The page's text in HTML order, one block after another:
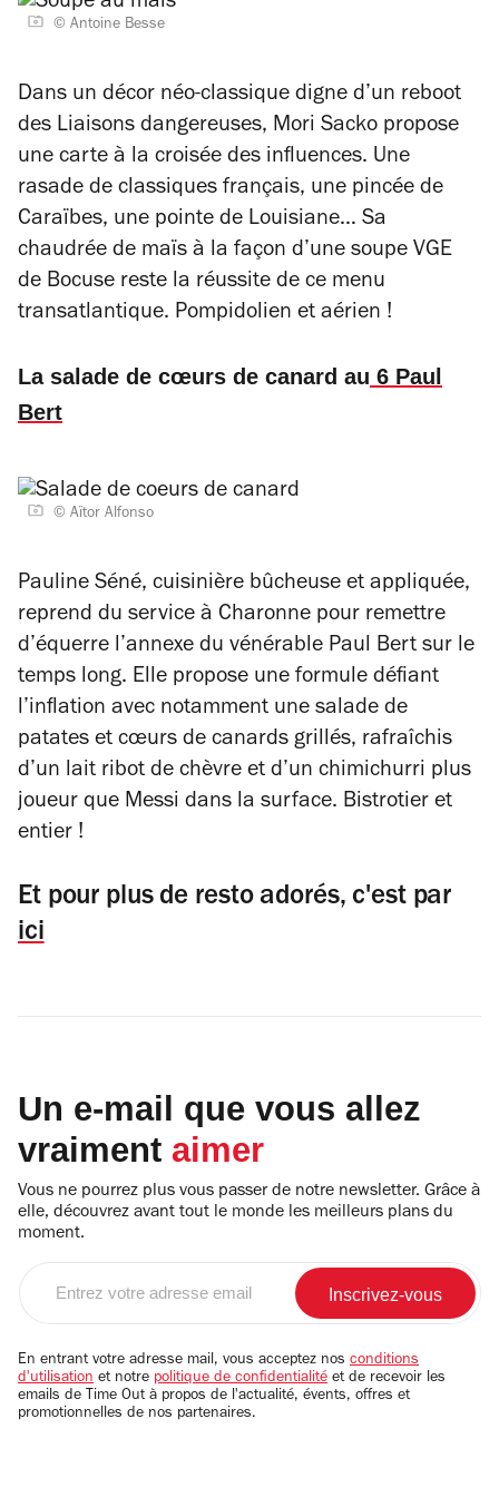
© Antoine Besse
Dans un décor néo-classique digne d’un reboot
des Liaisons dangereuses, Mori Sacko propose
une carte à la croisée des influences. Une
rasade de classiques français, une pincée de
Caraïbes, une pointe de Louisiane… Sa
chaudrée de maïs à la façon d’une soupe VGE
de Bocuse reste la réussite de ce menu
transatlantique. Pompidolien et aérien !
La salade de cœurs de canard au 6 Paul
Bert
© Aïtor Alfonso
Pauline Séné, cuisinière bûcheuse et appliquée,
reprend du service à Charonne pour remettre
d’équerre l’annexe du vénérable Paul Bert sur le
temps long. Elle propose une formule défiant
l’inflation avec notamment une salade de
patates et cœurs de canards grillés, rafraîchis
d’un lait ribot de chèvre et d’un chimichurri plus
joueur que Messi dans la surface. Bistrotier et
entier !
Et pour plus de resto adorés, c'est par
ici
Un e-mail que vous allez
vraiment aimer
Vous ne pourrez plus vous passer de notre newsletter. Grâce à
elle, découvrez avant tout le monde les meilleurs plans du
moment.
email
En entrant votre adresse mail, vous acceptez nos conditions
d'utilisation et notre politique de confidentialité et de recevoir les
emails de Time Out à propos de l'actualité, évents, offres et
promotionnelles de nos partenaires.